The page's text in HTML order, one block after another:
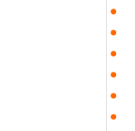
●
●
●
●
●
●